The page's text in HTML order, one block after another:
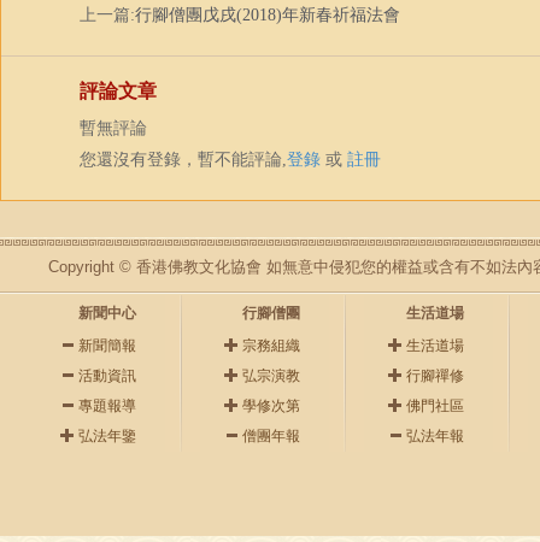
上一篇:行腳僧團戊戌(2018)年新春祈福法會
評論文章
暫無評論
您還沒有登錄，暫不能評論,登錄 或 註冊
Copyright © 香港佛教文化協會 如無意中侵犯您的權益或含有不如法內
新聞中心
新聞簡報
活動資訊
專題報導
弘法年鑒
行腳僧團
宗務組織
弘宗演教
學修次第
僧團年報
生活道場
生活道場
行腳禪修
佛門社區
弘法年報